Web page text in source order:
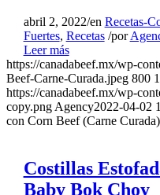
abril 2, 2022/en Recetas-
Fuertes, Recetas /por
Leer más
https://canadabeef.mx/wp-
Beef-Carne-Curada.jpeg 800
https://canadabeef.mx/wp-
copy.png Agency2022-04-02
con Corn Beef (Carne Curada)
Costillas
Baby Bok Choy